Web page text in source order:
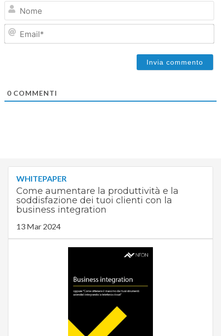
0COMMENTI
WHITEPAPER
Come aumentare la produttività e la
soddisfazione dei tuoi clienti con la
business integration
13 Mar 2024